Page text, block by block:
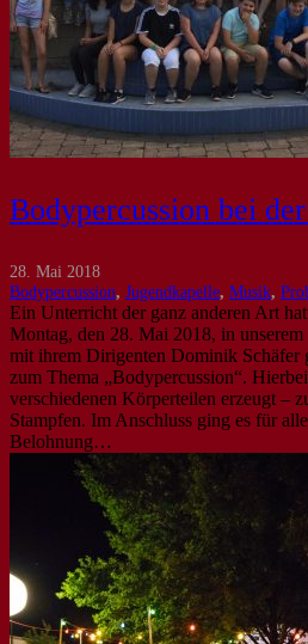
Bodypercussion bei
28. Mai 2018
Bodypercussion, Jugendkapelle, Musik,
Ein Unterricht der ganz anderen Art
Montag, den 28. Mai 2018, in
mit ihrem Dirigenten Dominik Schäfer
zum Thema „Bodypercussion“.
verschiedenen Körperteilen erzeugt –
Stampfen. Im Anschluss ging es für
Belohnung…